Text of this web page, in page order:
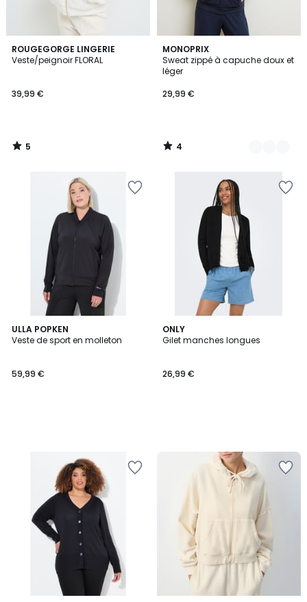
ROUGEGORGE LINGERIE
Veste/peignoir FLORAL
39,99 €
5
/
5
/
MONOPRIX
Sweat zippé à capuche doux et
léger
29,99 €
4
/
5
3
Couleurs
4
/
ULLA POPKEN
Veste de sport en molleton
59,99 €
ONLY
Gilet manches longues
26,99 €